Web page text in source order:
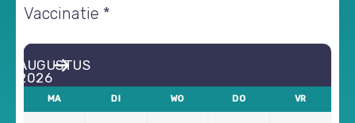
Vaccinatie *
AUGUSTUS
2026
MA DI WO DO VR